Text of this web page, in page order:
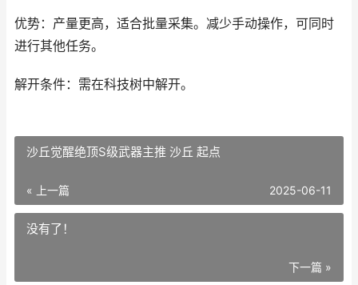
优势：产量更高，适合批量采集。减少手动操作，可同时
进行其他任务。
解开条件：需在科技树中解开。
沙丘觉醒绝顶S级武器主推 沙丘 起点
« 上一篇 2025-06-11
没有了！
下一篇 »